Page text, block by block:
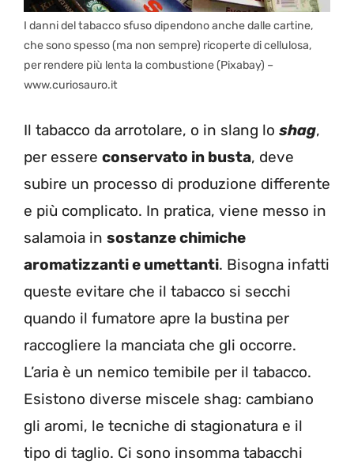
I danni del tabacco sfuso dipendono anche dalle cartine,
che sono spesso (ma non sempre) ricoperte di cellulosa,
per rendere più lenta la combustione (Pixabay) –
www.curiosauro.it
Il tabacco da arrotolare, o in slang lo shag,
per essere conservato in busta, deve
subire un processo di produzione differente
e più complicato. In pratica, viene messo in
salamoia in sostanze chimiche
aromatizzanti e umettanti. Bisogna infatti
queste evitare che il tabacco si secchi
quando il fumatore apre la bustina per
raccogliere la manciata che gli occorre.
L’aria è un nemico temibile per il tabacco.
Esistono diverse miscele shag: cambiano
gli aromi, le tecniche di stagionatura e il
tipo di taglio. Ci sono insomma tabacchi